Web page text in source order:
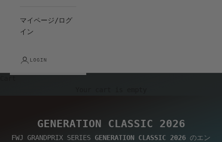
マイページ/ログ
イン
LOGIN
GENERATION CLASSIC 2026
FWJ GRANDPRIX SERIES GENERATION CLASSIC 2026 のエン